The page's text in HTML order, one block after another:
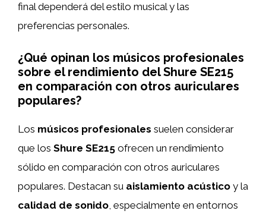
final dependerá del estilo musical y las
preferencias personales.
¿Qué opinan los músicos profesionales
sobre el rendimiento del Shure SE215
en comparación con otros auriculares
populares?
Los músicos profesionales suelen considerar
que los Shure SE215 ofrecen un rendimiento
sólido en comparación con otros auriculares
populares. Destacan su aislamiento acústico y la
calidad de sonido , especialmente en entornos